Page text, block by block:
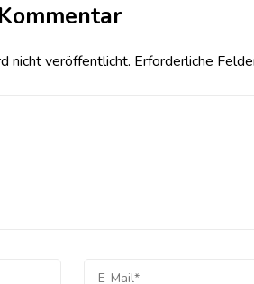
nicht veröffentlicht. Erforderliche